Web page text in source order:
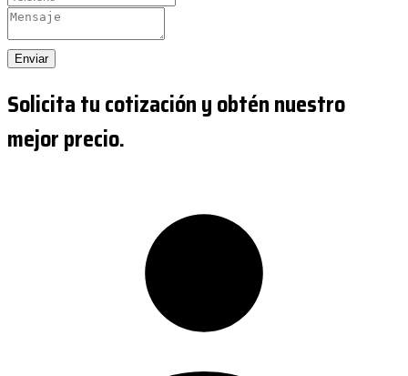
Enviar
Solicita tu cotización y obtén nuestro
mejor precio.